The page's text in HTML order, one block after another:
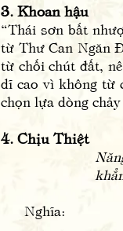
3. Khoan hậu
“Thái sơn bất
từ Thư Can Ngăn
từ chối chút đất,
dĩ cao vì không từ
chọn lựa dòng
4. Chịu Thiệt
Nghĩa: